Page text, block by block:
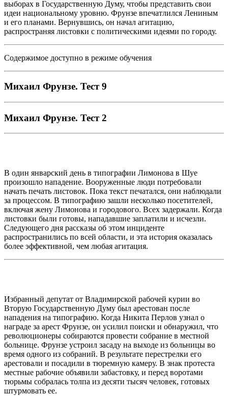
выборах в Государственную Думу, чтобы представить свои
идеи национальному уровню. Фрунзе впечатлился Лениным
и его планами. Вернувшись, он начал агитацию,
распространяя листовки с политическими идеями по городу.
Содержимое доступно в режиме обучения
Михаил Фрунзе. Тест 9
Михаил Фрунзе. Тест 2
В один январский день в типографии Лимонова в Шуе
произошло нападение. Вооруженные люди потребовали
начать печать листовок. Пока текст печатался, они наблюдали
за процессом. В типографию зашли несколько посетителей,
включая жену Лимонова и городового. Всех задержали. Когда
листовки были готовы, нападавшие заплатили и исчезли.
Следующего дня рассказы об этом инциденте
распространились по всей области, и эта история оказалась
более эффективной, чем любая агитация.
Избранный депутат от Владимирской рабочей курии во
Вторую Государственную Думу был арестован после
нападения на типографию. Когда Никита Перлов узнал о
награде за арест Фрунзе, он усилил поиски и обнаружил, что
революционеры собираются провести собрание в местной
больнице. Фрунзе устроил засаду на выходе из больницы во
время одного из собраний. В результате перестрелки его
арестовали и посадили в тюремную камеру. В знак протеста
местные рабочие объявили забастовку, и перед воротами
тюрьмы собралась толпа из десяти тысяч человек, готовых
штурмовать ее.